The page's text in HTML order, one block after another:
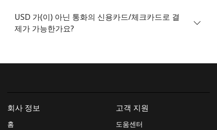
가입하기
USD 가(이) 아닌 통화의 신용카드/체크카드로 결
제가 가능한가요?
회사 정보
홈
고객 지원
도움센터